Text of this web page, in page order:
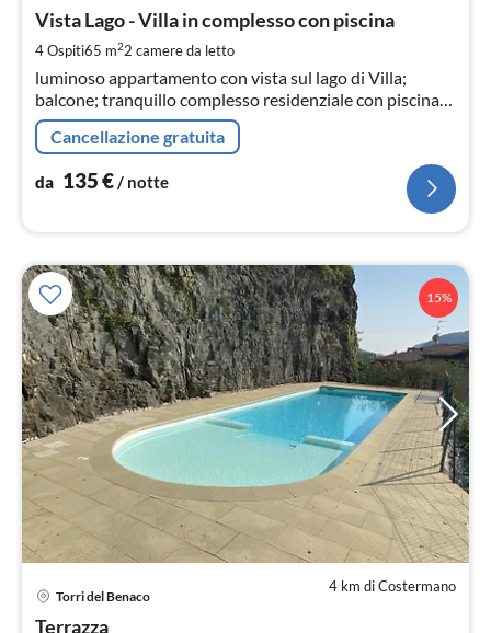
Vista Lago - Villa in complesso con piscina
4 Ospiti65 m22 camere da letto
luminoso appartamento con vista sul lago di Villa;
balcone; tranquillo complesso residenziale con piscina;
lotto d'angolo con ampio giardino
Cancellazione gratuita
da 135€/ notte
15%
4 km di Costermano
Torri del Benaco
Terrazza